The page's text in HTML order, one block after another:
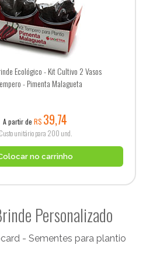
Ecológico - Kit Cultivo 2 Vasos
- Pimenta Malagueta
A partir deR$ 39,74
Custo unitário para 200 und.
no carrinho
Personalizado
- Sementes para plantio